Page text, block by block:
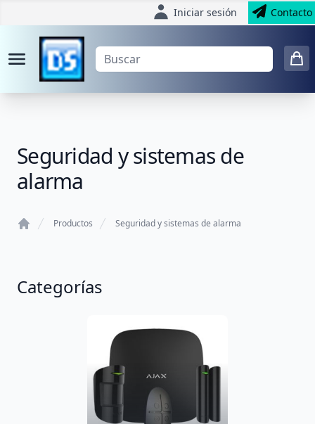
Iniciar sesión Contacto
Seguridad y sistemas de
alarma
Productos Seguridad y sistemas de alarma
Categorías